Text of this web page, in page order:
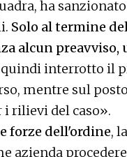
ha
Solo al termine
alcun preavviso,
quindi interrotto il
mentre sul
i rilievi del caso».
forze dell'ordine,
azienda